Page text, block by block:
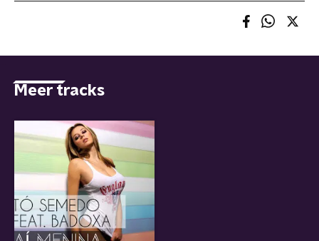
Meer tracks